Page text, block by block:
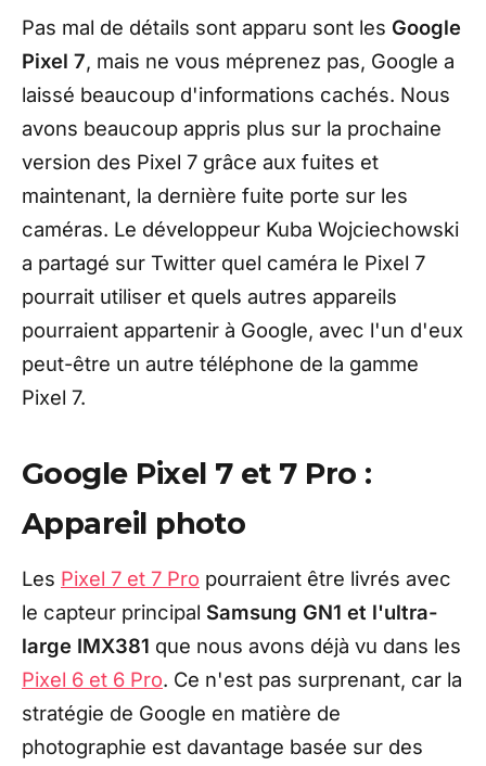
Pas mal de détails sont apparu sont les Google
Pixel 7, mais ne vous méprenez pas, Google a
laissé beaucoup d'informations cachés. Nous
avons beaucoup appris plus sur la prochaine
version des Pixel 7 grâce aux fuites et
maintenant, la dernière fuite porte sur les
caméras. Le développeur Kuba Wojciechowski
a partagé sur Twitter quel caméra le Pixel 7
pourrait utiliser et quels autres appareils
pourraient appartenir à Google, avec l'un d'eux
peut-être un autre téléphone de la gamme
Pixel 7.
Google Pixel 7 et 7 Pro :
Appareil photo
Les Pixel 7 et 7 Pro pourraient être livrés avec
le capteur principal Samsung GN1 et l'ultra-
large IMX381 que nous avons déjà vu dans les
Pixel 6 et 6 Pro. Ce n'est pas surprenant, car la
stratégie de Google en matière de
photographie est davantage basée sur des